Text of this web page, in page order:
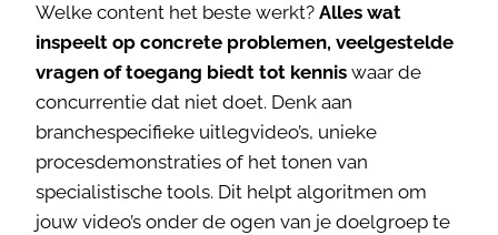
Welke content het beste werkt? Alles wat
inspeelt op concrete problemen, veelgestelde
vragen of toegang biedt tot kennis waar de
concurrentie dat niet doet. Denk aan
branchespecifieke uitlegvideo’s, unieke
procesdemonstraties of het tonen van
specialistische tools. Dit helpt algoritmen om
jouw video’s onder de ogen van je doelgroep te